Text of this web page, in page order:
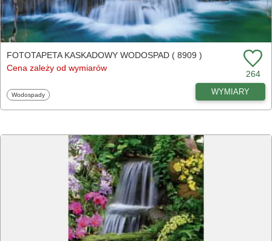
FOTOTAPETA KASKADOWY WODOSPAD ( 8909 )
Cena zależy od wymiarów
264
Fototapety
Wodospady WYMIARY